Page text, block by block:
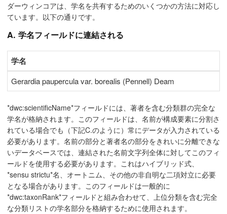
ダーウィンコアは、学名を共有するためのいくつかの方法に対応し
ています。以下の通りです。
A. 学名フィールドに連結される
学名
Gerardia paupercula var. borealis (Pennell) Deam
*dwc:scientificName*フィールドには、著者を含む分類群の完全な
学名が格納されます。このフィールドは、名前が構成要素に分割さ
れている場合でも（下記C.のように）常にデータが入力されている
必要があります。名前の部分と著者名の部分をきれいに分離できな
いデータベースでは、連結された名前文字列全体に対してこのフィ
ールドを使用する必要があります。これはハイブリッド式、
*sensu strictu*名、オートニム、その他の非自明な二項対立に必要
となる場合があります。このフィールドは一般的に
*dwc:taxonRank*フィールドと組み合わせて、上位分類を含む完全
な分類リストの学名部分を格納するために使用されます。